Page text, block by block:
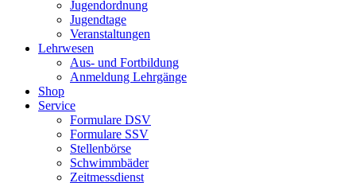
Jugendordnung
Jugendtage
Veranstaltungen
Lehrwesen
Aus- und Fortbildung
Anmeldung Lehrgänge
Shop
Service
Formulare DSV
Formulare SSV
Stellenbörse
Schwimmbäder
Zeitmessdienst